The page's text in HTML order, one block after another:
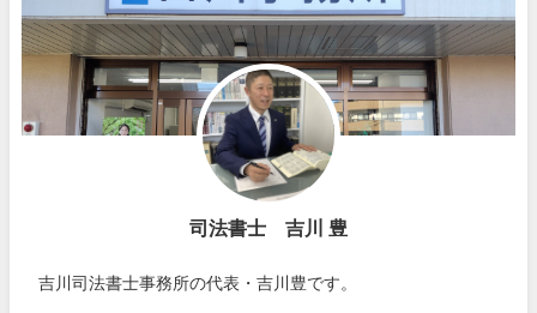
司法書士 吉川 豊
吉川司法書士事務所の代表・吉川豊です。